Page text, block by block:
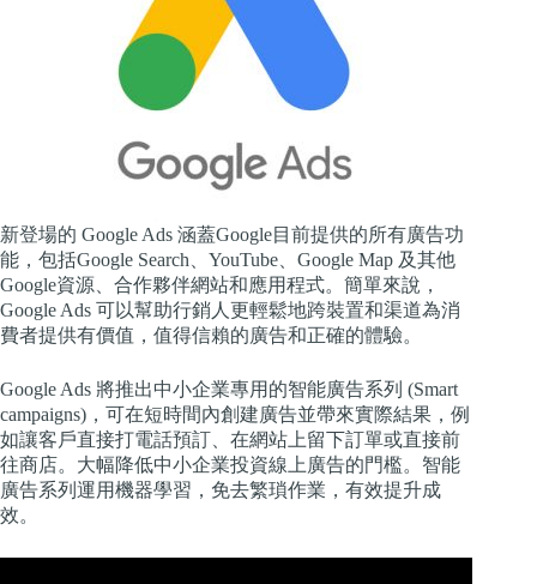
新登場的 Google Ads 涵蓋Google目前提供的所有廣告功
能，包括Google Search、YouTube、Google Map 及其他
Google資源、合作夥伴網站和應用程式。簡單來說，
Google Ads 可以幫助行銷人更輕鬆地跨裝置和渠道為消
費者提供有價值，值得信賴的廣告和正確的體驗。
Google Ads 將推出中小企業專用的智能廣告系列 (Smart
campaigns)，可在短時間內創建廣告並帶來實際結果，例
如讓客戶直接打電話預訂、在網站上留下訂單或直接前
往商店。大幅降低中小企業投資線上廣告的門檻。智能
廣告系列運用機器學習，免去繁瑣作業，有效提升成
效。